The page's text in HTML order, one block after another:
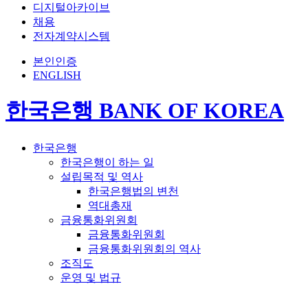
디지털아카이브
채용
전자계약시스템
본인인증
ENGLISH
한국은행 BANK OF KOREA
한국은행
한국은행이 하는 일
설립목적 및 역사
한국은행법의 변천
역대총재
금융통화위원회
금융통화위원회
금융통화위원회의 역사
조직도
운영 및 법규